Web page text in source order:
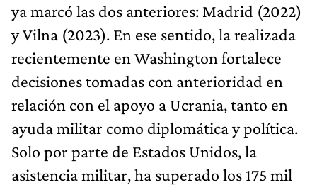
ya marcó las dos anteriores: Madrid (2022)
y Vilna (2023). En ese sentido, la realizada
recientemente en Washington fortalece
decisiones tomadas con anterioridad en
relación con el apoyo a Ucrania, tanto en
ayuda militar como diplomática y política.
Solo por parte de Estados Unidos, la
asistencia militar, ha superado los 175 mil